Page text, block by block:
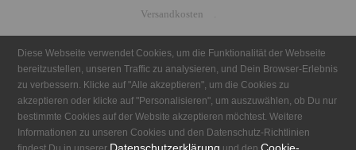
Versandkosten
Diese Webseite verwendet Cookies, um die Funktionalität der Webseite
bereitzustellen, unseren Traffic zu analysieren, und Dein Browser-Erlebnis
zu verbessern. Klicke auf "Alle akzeptieren", um die Cookies zu
akzeptieren oder klicke auf "Personalisieren", um auszuwählen, ob Du nur
bestimmte Cookies auf der Website akzeptieren möchtest. Weitere
Informationen zu unseren Cookies und den Datenschutz-Richtlinien